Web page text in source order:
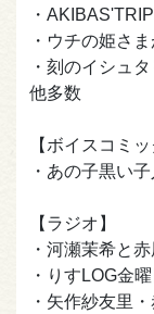
・
・ウチの姫さ
・刻のイシュ
他多数
【ボイスコミッ
・あの子黒い
【ラジオ】
・河瀬茉希と
・りすLOG金
・矢作紗友里